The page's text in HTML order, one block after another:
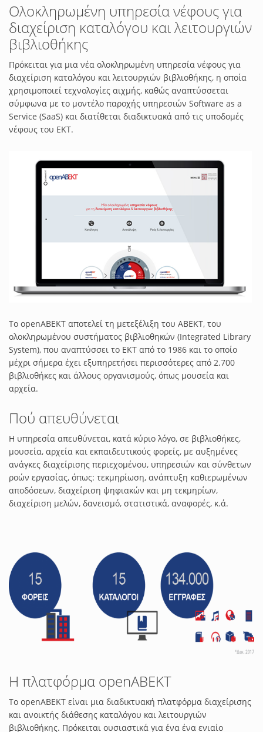
Ολοκληρωμένη υπηρεσία νέφους για
διαχείριση καταλόγου και λειτουργιών
βιβλιοθήκης
Πρόκειται για μια νέα ολοκληρωμένη υπηρεσία νέφους για
διαχείριση καταλόγου και λειτουργιών βιβλιοθήκης, η οποία
χρησιμοποιεί τεχνολογίες αιχμής, καθώς αναπτύσσεται
σύμφωνα με το μοντέλο παροχής υπηρεσιών Software as a
Service (SaaS) και διατίθεται διαδικτυακά από τις υποδομές
νέφους του ΕΚΤ.
Το openABEKT αποτελεί τη μετεξέλιξη του ΑΒΕΚΤ, του
ολοκληρωμένου συστήματος βιβλιοθηκών (Integrated Library
System), που αναπτύσσει το ΕΚΤ από το 1986 και το οποίο
μέχρι σήμερα έχει εξυπηρετήσει περισσότερες από 2.700
βιβλιοθήκες και άλλους οργανισμούς, όπως μουσεία και
αρχεία.
Πού απευθύνεται
Η υπηρεσία απευθύνεται, κατά κύριο λόγο, σε βιβλιοθήκες,
μουσεία, αρχεία και εκπαιδευτικούς φορείς, με αυξημένες
ανάγκες διαχείρισης περιεχομένου, υπηρεσιών και σύνθετων
ροών εργασίας, όπως: τεκμηρίωση, ανάπτυξη καθιερωμένων
αποδόσεων, διαχείριση ψηφιακών και μη τεκμηρίων,
διαχείριση μελών, δανεισμό, στατιστικά, αναφορές, κ.ά.
H πλατφόρμα openABEKT
Το openABEKT είναι μια διαδικτυακή πλατφόρμα διαχείρισης
και ανοικτής διάθεσης καταλόγου και λειτουργιών
βιβλιοθήκης. Πρόκειται ουσιαστικά για ένα ένα ενιαίο